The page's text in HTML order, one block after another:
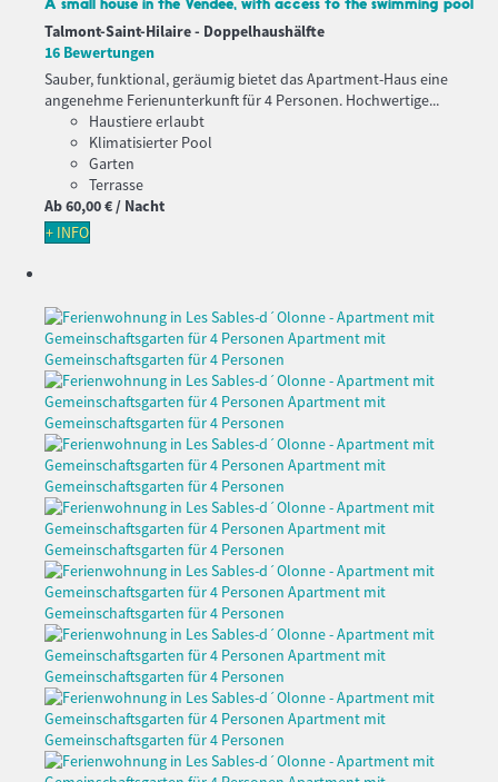
A small house in the Vendée, with access to the swimming pool
Talmont-Saint-Hilaire - Doppelhaushälfte
16 Bewertungen
Sauber, funktional, geräumig bietet das Apartment-Haus eine
angenehme Ferienunterkunft für 4 Personen. Hochwertige...
Haustiere erlaubt
Klimatisierter Pool
Garten
Terrasse
Ab60,00 €/ Nacht
+ INFO